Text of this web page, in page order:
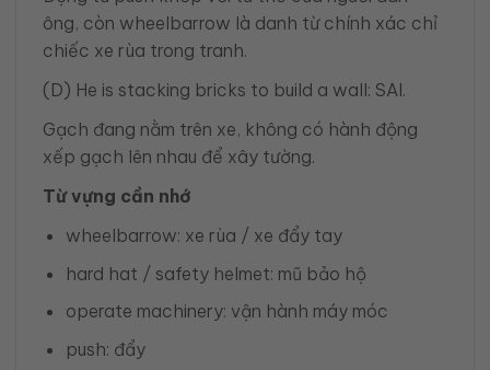
ông, còn wheelbarrow là danh từ chính xác chỉ
chiếc xe rùa trong tranh.
(D) He is stacking bricks to build a wall: SAI.
Gạch đang nằm trên xe, không có hành động
xếp gạch lên nhau để xây tường.
Từ vựng cần nhớ
wheelbarrow: xe rùa / xe đẩy tay
hard hat / safety helmet: mũ bảo hộ
operate machinery: vận hành máy móc
push: đẩy